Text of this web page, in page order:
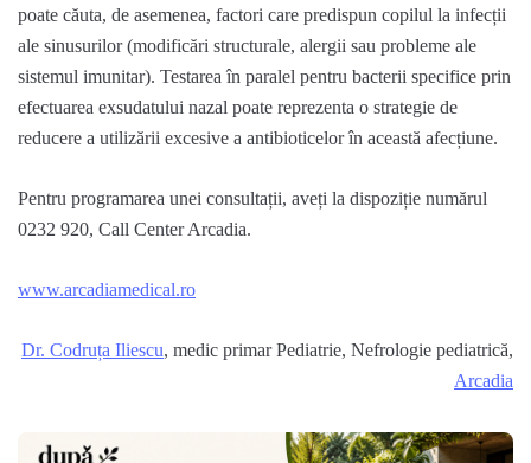
poate căuta, de asemenea, factori care predispun copilul la infecții
ale sinusurilor (modificări structurale, alergii sau probleme ale
sistemul imunitar). Testareaîn paralel pentru bacterii specifice prin
efectuarea exsudatului nazal poate reprezenta o strategie de
reducere a utilizării excesive a antibioticelor în această afecțiune.
Pentru programarea unei consultații, aveți la dispoziție numărul
0232 920, Call Center Arcadia.
www.arcadiamedical.ro
Dr. Codruța Iliescu, medic primar Pediatrie, Nefrologie pediatrică,
Arcadia